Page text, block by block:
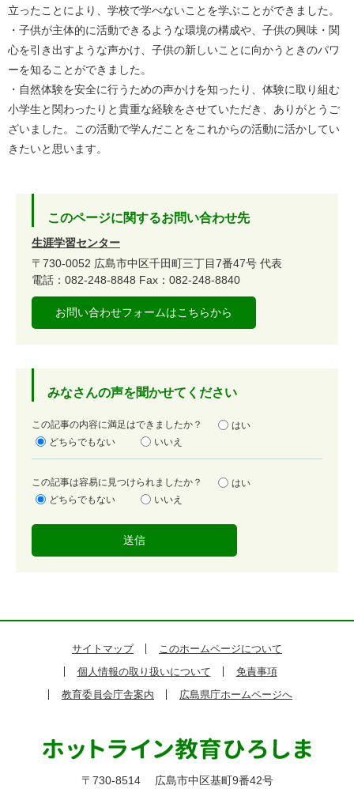
立ったことにより、学校で学べないことを学ぶことができました。
・子供が主体的に活動できるような環境の構成や、子供の興味・関
心を引き出すような声かけ、子供の新しいことに向かうときのパワ
ーを知ることができました。
・自然体験を安全に行うための声かけを知ったり、体験に取り組む
小学生と関わったりと貴重な経験をさせていただき、ありがとうご
ざいました。この活動で学んだことをこれからの活動に活かしてい
きたいと思います。
このページに関するお問い合わせ先
生涯学習センター
〒730-0052 広島市中区千田町三丁目7番47号 代表
電話：082-248-8848 Fax：082-248-8840
お問い合わせフォームはこちらから
みなさんの声を聞かせてください
満
足
この記事の内容に満足はできましたか？
はい
どちらでもない
いいえ
容
易
この記事は容易に見つけられましたか？
はい
どちらでもない
いいえ
サイトマップ
このホームページについて
個人情報の取り扱いについて
免責事項
教育委員会庁舎案内
広島県庁ホームページへ
〒730-8514 広島市中区基町9番42号